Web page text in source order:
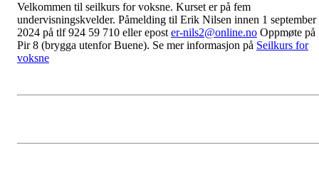
Velkommen til seilkurs for voksne. Kurset er på fem
undervisningskvelder. Påmelding til Erik Nilsen innen 1 september
2024 på tlf 924 59 710 eller epost er-nils2@online.no Oppmøte på
Pir 8 (brygga utenfor Buene). Se mer informasjon på Seilkurs for
voksne